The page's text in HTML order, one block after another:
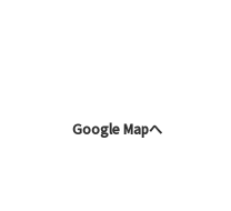
Google Mapへ